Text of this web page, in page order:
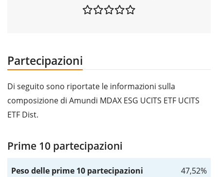
Partecipazioni
Di seguito sono riportate le informazioni sulla
composizione di Amundi MDAX ESG UCITS ETF UCITS
ETF Dist.
Prime 10 partecipazioni
Peso delle prime 10 partecipazioni
47,52%